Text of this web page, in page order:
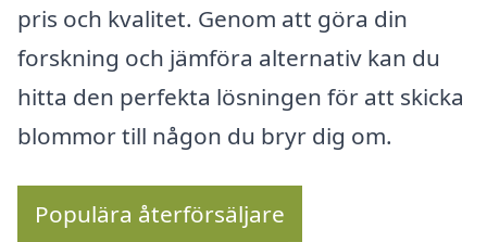
pris och kvalitet. Genom att göra din
forskning och jämföra alternativ kan du
hitta den perfekta lösningen för att skicka
blommor till någon du bryr dig om.
Populära återförsäljare